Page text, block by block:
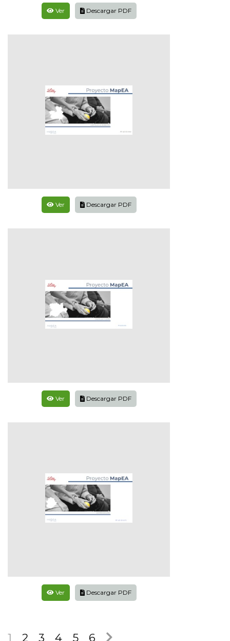
Ver Descargar PDF
Ver Descargar PDF
Ver Descargar PDF
Ver Descargar PDF
1 2 3 4 5 6